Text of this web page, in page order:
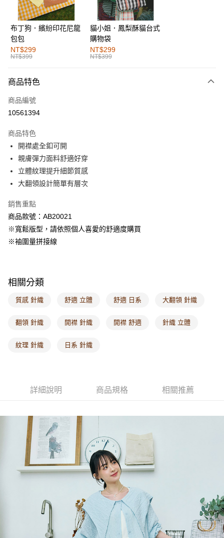
街口支付
運送方式
全家取貨付款
每筆NT$60，滿NT$1,000(含以上)免運費
付款後全家取貨
萊爾富取貨付款
付款後萊爾富取貨
每筆NT$60，滿NT$1,000(含以上)免運費
7-11取貨付款
每筆NT$60，滿NT$1,000(含以上)免運費
付款後7-11取貨
每筆NT$60，滿NT$1,000(含以上)免運費
宅配
每筆NT$60，滿NT$1,000(含以上)免運費
海外配送-港/澳/新/馬/泰國專屬 查看運費
海外配送-其他亞洲地區 查看運費
布丁狗．繽紛印花尼龍
包包
NT$299
NT$399
貓小姐．鳳梨酥貓台式
購物袋
NT$299
NT$399
商品特色
商品編號
10561394
商品特色
開襟處全釦可開
親膚彈力面料舒適好穿
立體紋理提升細節質感
大翻領設計簡單有層次
銷售重點
商品款號：AB20021
※寬鬆版型，請依照個人喜愛的舒適度購買
※袖圍量拼接線
相關分類
質感 針織 舒適 立體 舒適 日系 大翻領 針織
翻領 針織 開襟 針織 開襟 舒適 針織 立體
紋理 針織 日系 針織
詳細說明 商品規格 相關推薦